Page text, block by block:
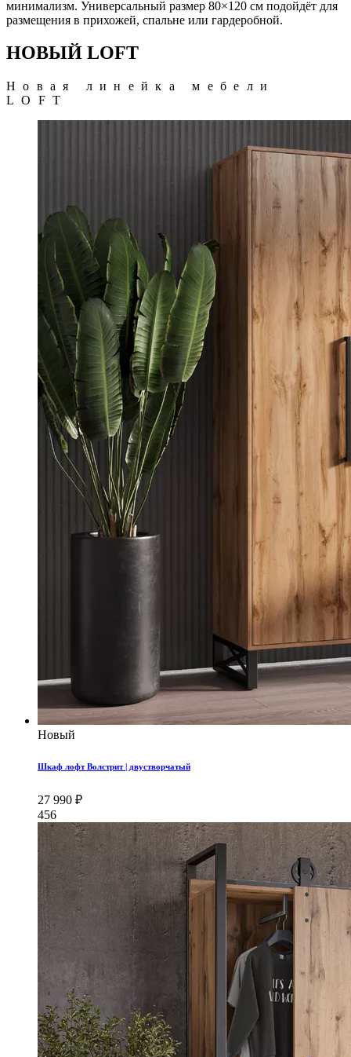
минимализм. Универсальный размер 80×120 см подойдёт для
размещения в прихожей, спальне или гардеробной.
НОВЫЙ LOFT
Новая линейка мебели
LOFT
Новый
Шкаф лофт Волстрит | двустворчатый
27 990 ₽
456